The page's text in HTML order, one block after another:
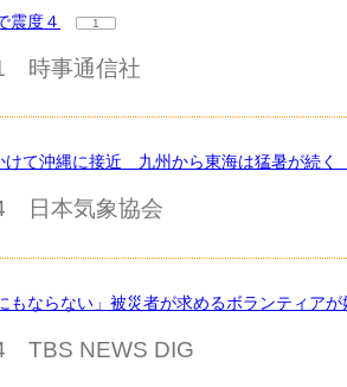
震度４ 1
時事通信社
けて沖縄に接近 九州から東海は猛暑が続
日本気象協会
もならない」被災者が求めるボランティアが
TBS NEWS DIG